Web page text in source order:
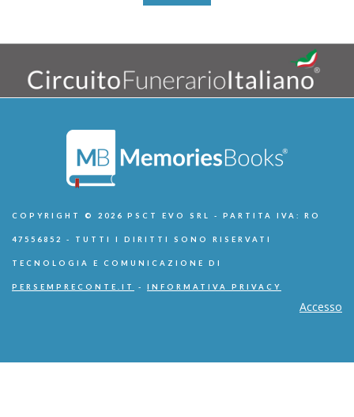
COPYRIGHT © 2026 PSCT EVO SRL - PARTITA IVA: RO
47556852 - TUTTI I DIRITTI SONO RISERVATI
TECNOLOGIA E COMUNICAZIONE DI
PERSEMPRECONTE.IT - INFORMATIVA PRIVACY
Accesso